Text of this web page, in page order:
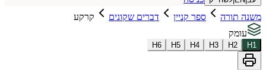
ספר קניין דברים שקונים
קרקע
H3
H4
H5
H6